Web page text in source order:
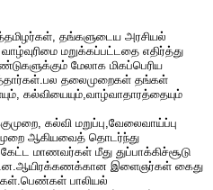
தங்களுடைய அரசியல்
மறுக்கப்பட்டதை எதிர்த்து
மேலாக மிகப்பெரிய
தலைமுறைகள் தங்கள்
கல்வியையும்,வாழ்வாதாரத்தையும்
கல்வி மறுப்பு,வேலைவாய்ப்பு
ஆகியவைத் தொடர்ந்து
மாணவர்கள் மீது துப்பாக்கிச்சூடு
இளைஞர்கள் கைது
பாலியல்